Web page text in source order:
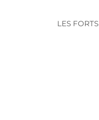
LES FORTS